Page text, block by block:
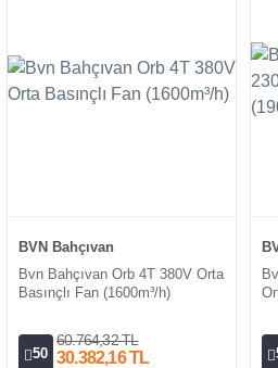
BVN Bahçıvan
Bvn Bahçıvan Orb 4T 380V Orta
Basınçlı Fan (1600m³/h)
50
60.764,32 TL
30.382,16 TL